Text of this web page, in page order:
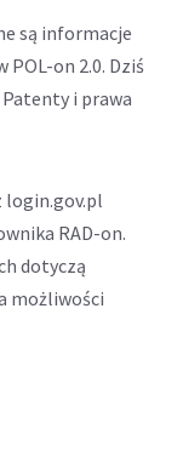
są informacje
on 2.0. Dziś
Patenty i prawa
login.gov.pl
RAD-on.
dotyczą
możliwości